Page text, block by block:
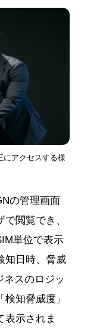
にアクセスする様
の管理画面
閲覧でき、
単位で表示
知日時、脅威
スのロジッ
知脅威度」
表示されま